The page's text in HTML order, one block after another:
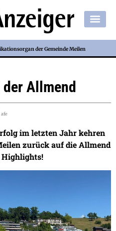
der Gemeinde Meilen
Allmend
afe
im letzten Jahr kehren
zurück auf die Allmend
Highlights!